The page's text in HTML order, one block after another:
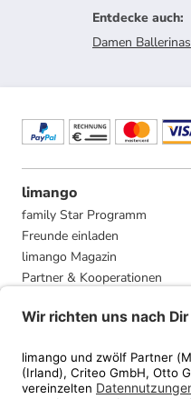
Entdecke auch:
Damen Ballerinas
limango
family Star Programm
Freunde einladen
limango Magazin
Partner & Kooperationen
Presse